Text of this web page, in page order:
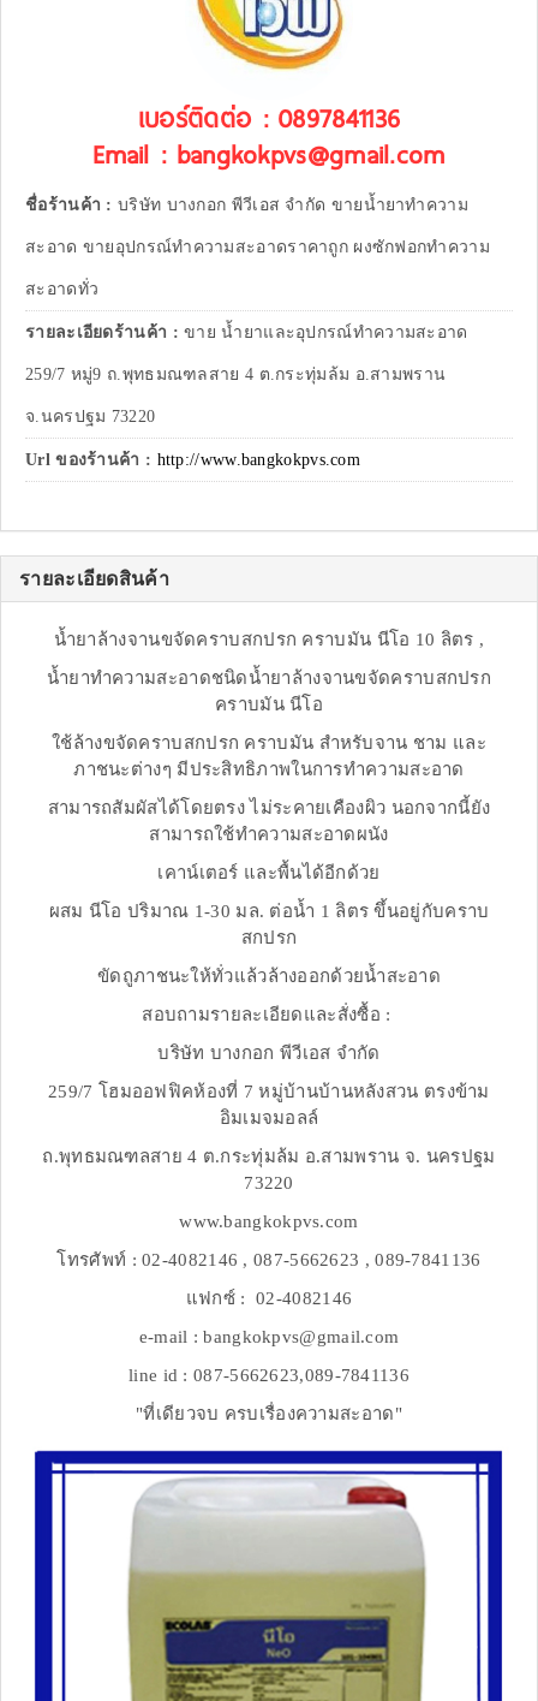
เบอร์ติดต่อ : 0897841136
Email : bangkokpvs@gmail.com
ชื่อร้านค้า : บริษัท บางกอก พีวีเอส จำกัด ขายน้ำยาทำความ
สะอาด ขายอุปกรณ์ทำความสะอาดราคาถูก ผงซักฟอกทำความ
สะอาดทั่ว
รายละเอียดร้านค้า :ขาย น้ำยาและอุปกรณ์ทำความสะอาด
259/7 หมู่9 ถ.พุทธมณฑลสาย 4 ต.กระทุ่มล้ม อ.สามพราน
จ.นครปฐม 73220
Url ของร้านค้า : http://www.bangkokpvs.com
รายละเอียดสินค้า
น้ำยาล้างจานขจัดคราบสกปรก คราบมัน นีโอ 10 ลิตร ,
น้ำยาทำความสะอาดชนิดน้ำยาล้างจานขจัดคราบสกปรก
คราบมัน นีโอ
ใช้ล้างขจัดคราบสกปรก คราบมัน สำหรับจาน ชาม และ
ภาชนะต่างๆ มีประสิทธิภาพในการทำความสะอาด
สามารถสัมผัสได้โดยตรง ไม่ระคายเคืองผิว นอกจากนี้ยัง
สามารถใช้ทำความสะอาดผนัง
เคาน์เตอร์ และพื้นได้อีกด้วย
ผสม นีโอ ปริมาณ 1-30 มล. ต่อน้ำ 1 ลิตร ขึ้นอยู่กับคราบ
สกปรก
ขัดถูภาชนะให้ทั่วแล้วล้างออกด้วยน้ำสะอาด
สอบถามรายละเอียดและสั่งซื้อ :
บริษัท บางกอก พีวีเอส จำกัด
259/7 โฮมออฟฟิคห้องที่ 7 หมู่บ้านบ้านหลังสวน ตรงข้าม
อิมเมจมอลล์
ถ.พุทธมณฑลสาย 4 ต.กระทุ่มล้ม อ.สามพราน จ. นครปฐม
73220
www.bangkokpvs.com
โทรศัพท์ : 02-4082146 , 087-5662623 , 089-7841136
แฟกซ์ : 02-4082146
e-mail : bangkokpvs@gmail.com
line id : 087-5662623,089-7841136
"ที่เดียวจบ ครบเรื่องความสะอาด"